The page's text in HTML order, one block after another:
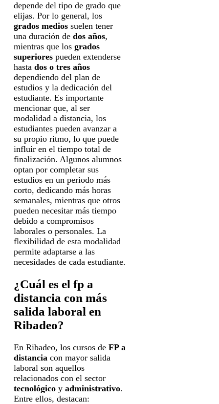
depende del tipo de grado que
elijas. Por lo general, los
grados medios suelen tener
una duración de dos años,
mientras que los grados
superiores pueden extenderse
hasta dos o tres años
dependiendo del plan de
estudios y la dedicación del
estudiante. Es importante
mencionar que, al ser
modalidad a distancia, los
estudiantes pueden avanzar a
su propio ritmo, lo que puede
influir en el tiempo total de
finalización. Algunos alumnos
optan por completar sus
estudios en un periodo más
corto, dedicando más horas
semanales, mientras que otros
pueden necesitar más tiempo
debido a compromisos
laborales o personales. La
flexibilidad de esta modalidad
permite adaptarse a las
necesidades de cada estudiante.
¿Cuál es el fp a
distancia con más
salida laboral en
Ribadeo?
En Ribadeo, los cursos de FP a
distancia con mayor salida
laboral son aquellos
relacionados con el sector
tecnológico y administrativo.
Entre ellos, destacan: